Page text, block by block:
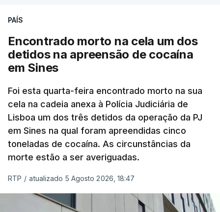
No domingo, estavam concluídos cerca de 50 por
cento dos mais de 20 mil pedidos de reapreciação,
mas Cristina Mota, porta-voz da Missão Escola
Pública, tem dúvidas de que o processo esteja
"Durante o fim de semana e nos últimos dias,
apercebamo-nos que ainda estão a ser
convocados professores para reapreciações"
disse a professora à agência Lusa."Será
praticamente impossível termos a totalidade
Segundo os docentes, o processo de reapreciação
PAÍS
Encontrado morto na cela um dos
detidos na apreensão de cocaína
em Sines
Foi esta quarta-feira encontrado morto na sua
cela na cadeia anexa à Polícia Judiciária de
Lisboa um dos três detidos da operação da PJ
em Sines na qual foram apreendidas cinco
toneladas de cocaína. As circunstâncias da
morte estão a ser averiguadas.
RTP / atualizado 5 Agosto 2026, 18:47